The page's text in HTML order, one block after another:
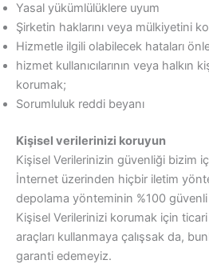
Yasal yükümlülüklere uyum
Şirketin haklarını veya mülkiyetini
Hizmetle ilgili olabilecek hataları
hizmet kullanıcılarının veya halkın
korumak;
Sorumluluk reddi beyanı
Kişisel verilerinizi koruyun
Kişisel Verilerinizin güvenliği bizim
İnternet üzerinden hiçbir iletim
depolama yönteminin %100 güvenli
Kişisel Verilerinizi korumak için
araçları kullanmaya çalışsak da,
garanti edemeyiz.